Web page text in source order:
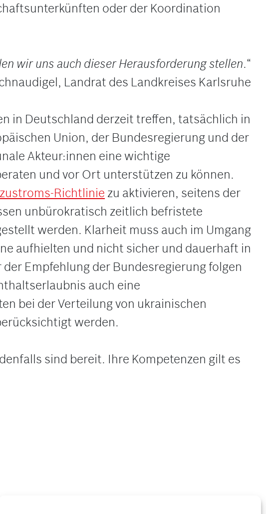
oder der Koordination
wir uns auch dieser Herausforderung stellen.“
Landrat des Landkreises Karlsruhe
in Deutschland derzeit treffen, tatsächlich in
Union, der Bundesregierung und der
Akteur:innen eine wichtige
und vor Ort unterstützen zu können.
Richtlinie zu aktivieren, seitens der
unbürokratisch zeitlich befristete
werden. Klarheit muss auch im Umgang
aufhielten und nicht sicher und dauerhaft in
Empfehlung der Bundesregierung folgen
auch eine
bei der Verteilung von ukrainischen
werden.
sind bereit. Ihre Kompetenzen gilt es